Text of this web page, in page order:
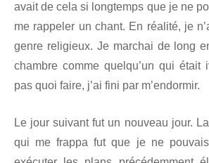
avait de cela si longtemps que je ne
me rappeler un chant. En réalité, je
genre religieux. Je marchai de long
chambre comme quelqu’un qui était
pas quoi faire, j’ai fini par m’endormir.
Le jour suivant fut un nouveau jour.
qui me frappa fut que je ne